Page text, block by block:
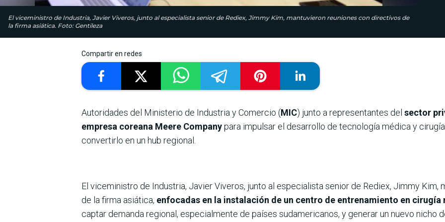
El viceministro de Industria, Javier Viveros, junto al especialista senior de Rediex, Jimmy Kim, mantuvieron reuniones con directivos de
la firma asiática. Foto: Gentileza
Compartir en redes
Autoridades del Ministerio de Industria y Comercio (MIC) junto a representantes del sector
empresa coreana Meere Companypara impulsar el desarrollo de tecnología médica y
convertirlo en un hub regional.
El viceministro de Industria, Javier Viveros, junto al especialista senior de Rediex, Jimmy
de la firma asiática, enfocadas en la instalación de un centro de entrenamiento en cirugía
captar demanda regional, especialmente de países sudamericanos, y generar un nuevo nicho